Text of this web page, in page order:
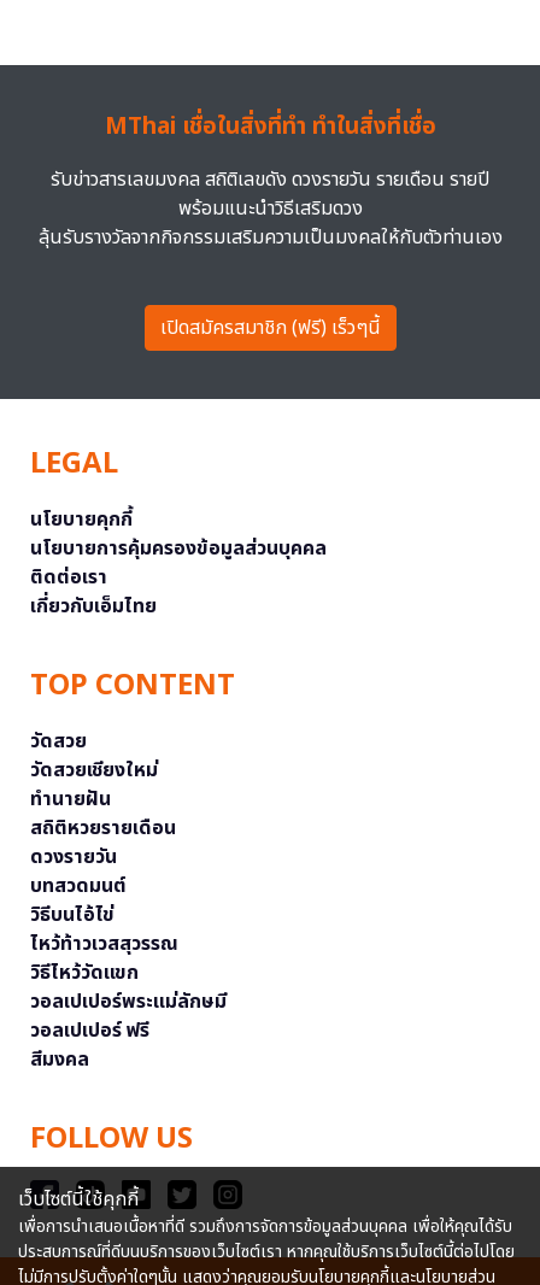
MThai เชื่อในสิ่งที่ทำ ทำในสิ่งที่เชื่อ
รับข่าวสารเลขมงคล สถิติเลขดัง ดวงรายวัน รายเดือน รายปี
พร้อมแนะนำวิธีเสริมดวง
ลุ้นรับรางวัลจากกิจกรรมเสริมความเป็นมงคลให้กับตัวท่านเอง
เปิดสมัครสมาชิก (ฟรี) เร็วๆนี้
LEGAL
นโยบายคุกกี้
นโยบายการคุ้มครองข้อมูลส่วนบุคคล
ติดต่อเรา
เกี่ยวกับเอ็มไทย
TOP CONTENT
วัดสวย
วัดสวยเชียงใหม่
ทำนายฝัน
สถิติหวยรายเดือน
ดวงรายวัน
บทสวดมนต์
วิธีบนไอ้ไข่
ไหว้ท้าวเวสสุวรรณ
วิธีไหว้วัดแขก
วอลเปเปอร์พระแม่ลักษมี
วอลเปเปอร์ ฟรี
สีมงคล
FOLLOW US
เว็บไซต์นี้ใช้คุกกี้
เพื่อการนำเสนอเนื้อหาที่ดี รวมถึงการจัดการข้อมูลส่วนบุคคล เพื่อให้คุณได้รับ
ประสบการณ์ที่ดีบนบริการของเว็บไซต์เรา หากคุณใช้บริการเว็บไซต์นี้ต่อไปโดย
ไม่มีการปรับตั้งค่าใดๆนั้น แสดงว่าคุณยอมรับนโยบายคุกกี้และนโยบายส่วน